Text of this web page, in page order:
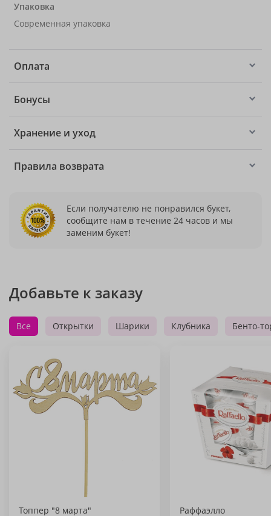
Упаковка
Современная упаковка
Оплата
Бонусы
Хранение и уход
Правила возврата
Если получателю не понравился букет,
сообщите нам в течение 24 часов и мы
заменим букет!
Добавьте к заказу
Все Открытки Шарики Клубника Бенто-
Топпер "8 марта" Раффаэлло